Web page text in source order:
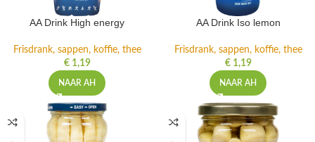
AA Drink High energy
Frisdrank, sappen, koffie, thee
€1,19
NAAR AH
AA Drink Iso lemon
Frisdrank, sappen, koffie, thee
€1,19
NAAR AH